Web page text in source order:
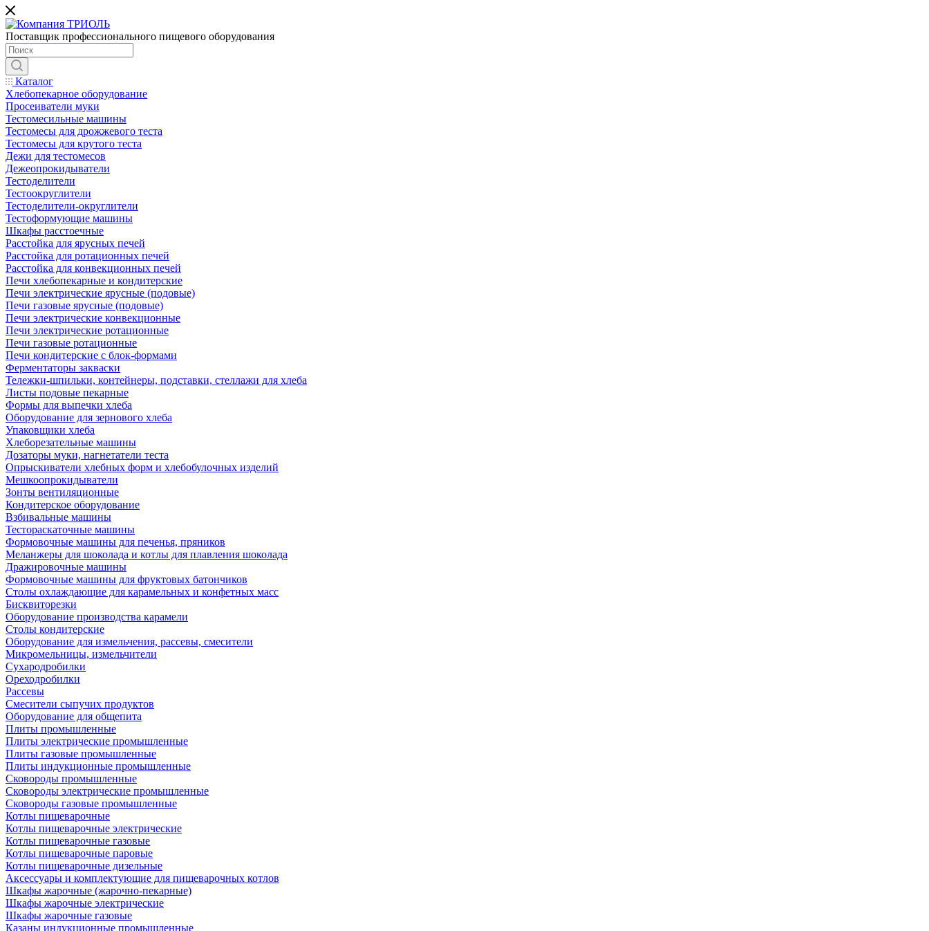
Поставщик профессионального пищевого оборудования
Каталог
Хлебопекарное оборудование
Просеиватели муки
Тестомесильные машины
Тестомесы для дрожжевого теста
Тестомесы для крутого теста
Дежи для тестомесов
Дежеопрокидыватели
Тестоделители
Тестоокруглители
Тестоделители-округлители
Тестоформующие машины
Шкафы расстоечные
Расстойка для ярусных печей
Расстойка для ротационных печей
Расстойка для конвекционных печей
Печи хлебопекарные и кондитерские
Печи электрические ярусные (подовые)
Печи газовые ярусные (подовые)
Печи электрические конвекционные
Печи электрические ротационные
Печи газовые ротационные
Печи кондитерские с блок-формами
Ферментаторы закваски
Тележки-шпильки, контейнеры, подставки, стеллажи для хлеба
Листы подовые пекарные
Формы для выпечки хлеба
Оборудование для зернового хлеба
Упаковщики хлеба
Хлеборезательные машины
Дозаторы муки, нагнетатели теста
Опрыскиватели хлебных форм и хлебобулочных изделий
Мешкоопрокидыватели
Зонты вентиляционные
Кондитерское оборудование
Взбивальные машины
Тестораскаточные машины
Формовочные машины для печенья, пряников
Меланжеры для шоколада и котлы для плавления шоколада
Дражировочные машины
Формовочные машины для фруктовых батончиков
Столы охлаждающие для карамельных и конфетных масс
Бисквиторезки
Оборудование производства карамели
Столы кондитерские
Оборудование для измельчения, рассевы, смесители
Микромельницы, измельчители
Сухародробилки
Ореходробилки
Рассевы
Смесители сыпучих продуктов
Оборудование для общепита
Плиты промышленные
Плиты электрические промышленные
Плиты газовые промышленные
Плиты индукционные промышленные
Сковороды промышленные
Сковороды электрические промышленные
Сковороды газовые промышленные
Котлы пищеварочные
Котлы пищеварочные электрические
Котлы пищеварочные газовые
Котлы пищеварочные паровые
Котлы пищеварочные дизельные
Аксессуары и комплектующие для пищеварочных котлов
Шкафы жарочные (жарочно-пекарные)
Шкафы жарочные электрические
Шкафы жарочные газовые
Казаны индукционные промышленные